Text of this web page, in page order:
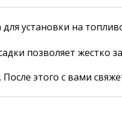
установки на
позволяет жестко
этого с вами